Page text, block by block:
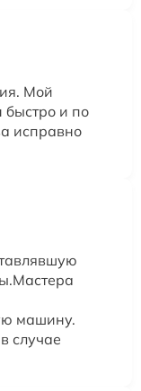
Мой
быстро и по
исправно
машину.
случае